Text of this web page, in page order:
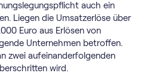
auch ein
Liegen die Umsatzerlöse über
Euro aus Erlösen von
Unternehmen betroffen.
zwei aufeinanderfolgenden
wird.